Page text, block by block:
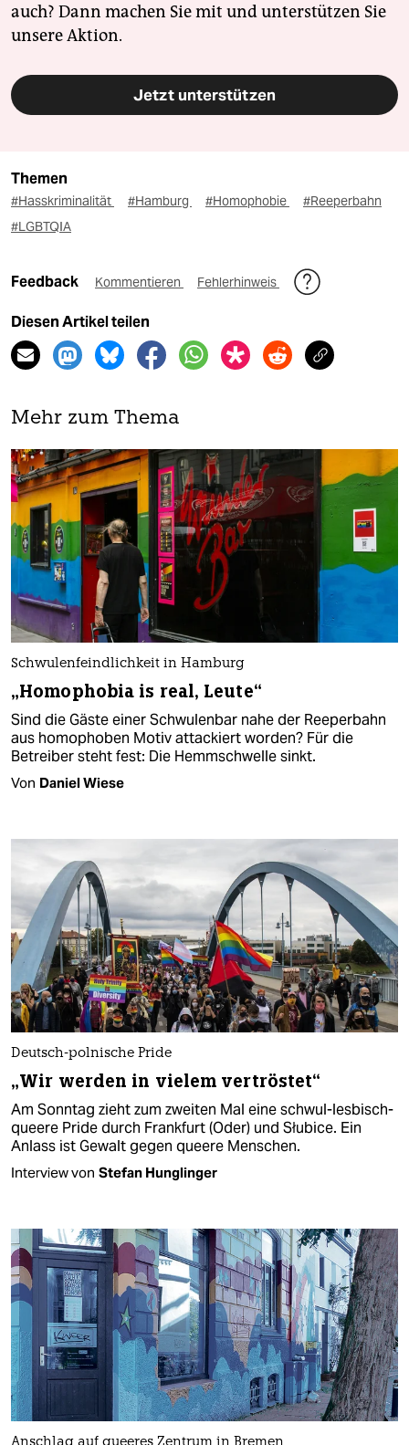
auch? Dann machen Sie mit und unterstützen Sie
unsere Aktion.
Jetzt unterstützen
Themen
#Hasskriminalität #Hamburg #Homophobie
#Reeperbahn
#LGBTQIA
Feedback Kommentieren Fehlerhinweis
Diesen Artikel teilen
Mehr zum Thema
Schwulenfeindlichkeit in Hamburg
„Homophobia is real, Leute“
Sind die Gäste einer Schwulenbar nahe der Reeperbahn
aus homophoben Motiv attackiert worden? Für die
Betreiber steht fest: Die Hemmschwelle sinkt.
Von Daniel Wiese
Deutsch-polnische Pride
„Wir werden in vielem vertröstet“
Am Sonntag zieht zum zweiten Mal eine schwul-lesbisch-
queere Pride durch Frankfurt (Oder) und Słubice. Ein
Anlass ist Gewalt gegen queere Menschen.
Interview von Stefan Hunglinger